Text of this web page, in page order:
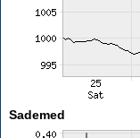
Sademed